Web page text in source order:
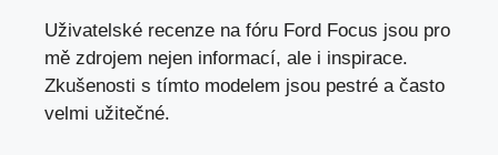
Uživatelské recenze na fóru Ford Focus jsou pro
mě zdrojem nejen informací, ale i inspirace.
Zkušenosti s tímto modelem jsou pestré a často
velmi užitečné.